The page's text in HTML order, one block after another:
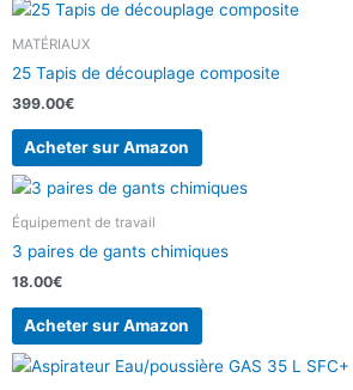
MATÉRIAUX
25 Tapis de découplage composite
399.00€
Acheter sur Amazon
Équipement de travail
3 paires de gants chimiques
18.00€
Acheter sur Amazon